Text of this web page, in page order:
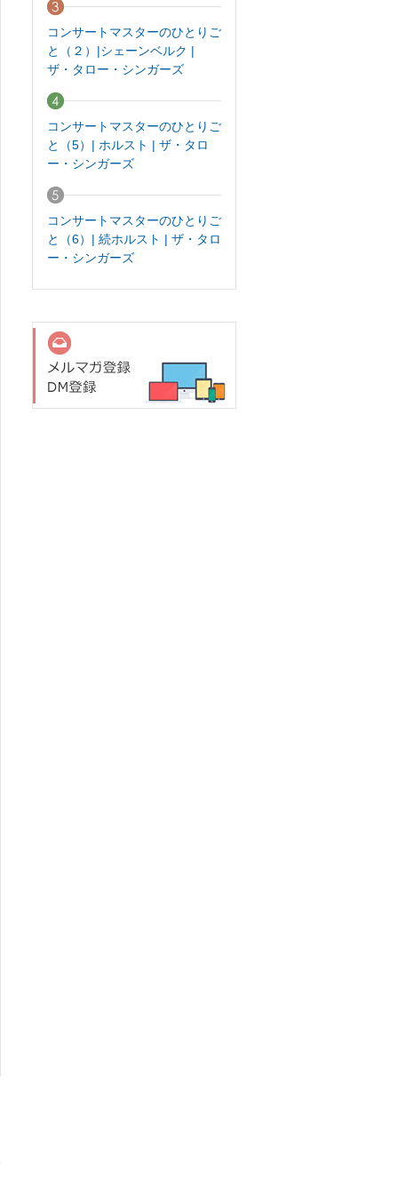
コンサートマスターのひとりご
と（２）|シェーンベルク |
ザ・タロー・シンガーズ
コンサートマスターのひとりご
と（5）| ホルスト | ザ・タロ
ー・シンガーズ
コンサートマスターのひとりご
と（6）| 続ホルスト | ザ・タロ
ー・シンガーズ